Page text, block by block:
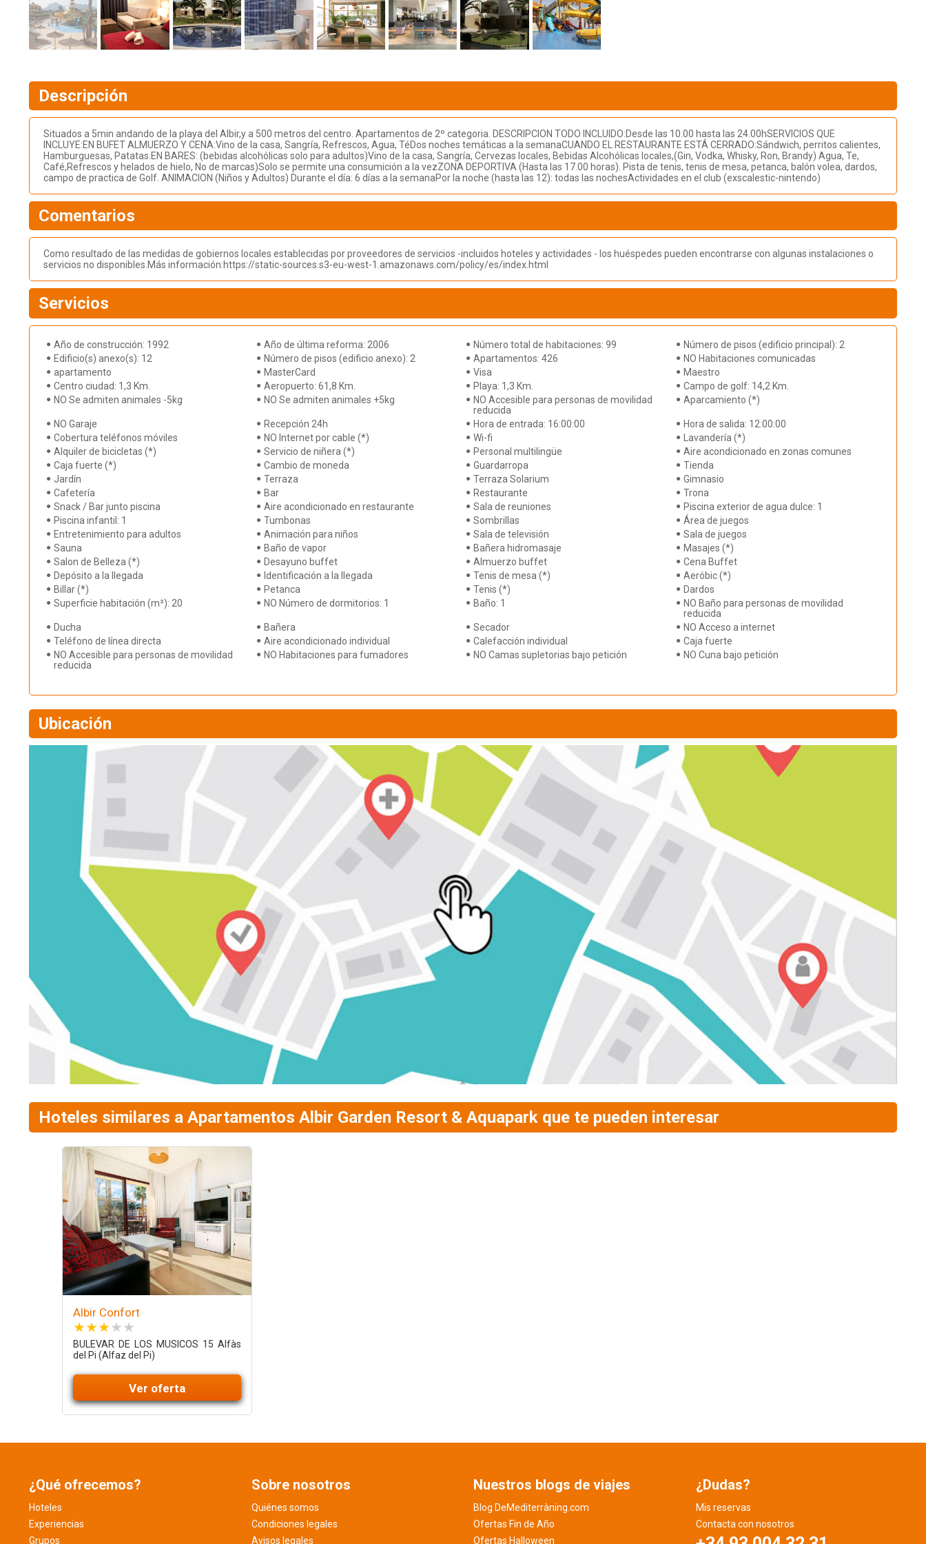
Descripción
Situados a 5min andando de la playa del Albir,y a 500 metros del centro. Apartamentos de 2º categoria. DESCRIPCION TODO INCLUIDO:Desde las 10.00 hasta las 24.00hSERVICIOS QUE
INCLUYE:EN BUFET ALMUERZO Y CENA:Vino de la casa, Sangría, Refrescos, Agua, TéDos noches temáticas a la semanaCUANDO EL RESTAURANTE ESTÁ CERRADO:Sándwich, perritos calientes,
Hamburguesas, Patatas.EN BARES: (bebidas alcohólicas solo para adultos)Vino de la casa, Sangría, Cervezas locales, Bebidas Alcohólicas locales,(Gin, Vodka, Whisky, Ron, Brandy) Agua, Te,
Café,Refrescos y helados de hielo, No de marcas)Solo se permite una consumición a la vezZONA DEPORTIVA (Hasta las 17.00 horas). Pista de tenis, tenis de mesa, petanca, balón volea, dardos,
campo de practica de Golf. ANIMACION (Niños y Adultos) Durante el día: 6 días a la semanaPor la noche (hasta las 12): todas las nochesActividades en el club (exscalestic-nintendo)
Comentarios
Como resultado de las medidas de gobiernos locales establecidas por proveedores de servicios -incluidos hoteles y actividades - los huéspedes pueden encontrarse con algunas instalaciones o
servicios no disponibles.Más información:https://static-sources.s3-eu-west-1.amazonaws.com/policy/es/index.html
Servicios
Año de construcción: 1992 Año de última reforma: 2006 Número total de habitaciones: 99
Número de pisos (edificio principal): 2
Edificio(s) anexo(s): 12
Número de pisos (edificio anexo): 2 Apartamentos: 426
NO Habitaciones comunicadas
apartamento
MasterCard Visa
Maestro
Centro ciudad: 1,3 Km.
Aeropuerto: 61,8 Km. Playa: 1,3 Km.
Campo de golf: 14,2 Km.
NO Se admiten animales -5kg
NO Se admiten animales +5kg
NO Accesible para personas de movilidad
reducida
Aparcamiento (*)
NO Garaje Recepción 24h Hora de entrada: 16:00:00
Hora de salida: 12:00:00
Cobertura teléfonos móviles
NO Internet por cable (*) Wi-fi
Lavandería (*)
Alquiler de bicicletas (*)
Servicio de niñera (*) Personal multilingüe
Aire acondicionado en zonas comunes
Caja fuerte (*)
Cambio de moneda Guardarropa
Tienda
Jardín
Terraza Terraza Solarium
Gimnasio
Cafetería
Bar Restaurante
Trona
Snack / Bar junto piscina
Aire acondicionado en restaurante Sala de reuniones
Piscina exterior de agua dulce: 1
Piscina infantil: 1
Tumbonas Sombrillas
Área de juegos
Entretenimiento para adultos
Animación para niños Sala de televisión
Sala de juegos
Sauna
Baño de vapor Bañera hidromasaje
Masajes (*)
Salon de Belleza (*)
Desayuno buffet Almuerzo buffet
Cena Buffet
Depósito a la llegada
Identificación a la llegada Tenis de mesa (*)
Aeróbic (*)
Billar (*)
Petanca Tenis (*)
Dardos
Superficie habitación (m²): 20
NO Número de dormitorios: 1 Baño: 1
NO Baño para personas de movilidad
reducida
Ducha
Bañera Secador
NO Acceso a internet
Teléfono de línea directa
Aire acondicionado individual Calefacción individual
Caja fuerte
NO Accesible para personas de movilidad
reducida
NO Habitaciones para fumadores NO Camas supletorias bajo petición NO Cuna bajo petición
Ubicación
Hoteles similares a Apartamentos Albir Garden Resort & Aquapark que te pueden interesar
Albir Confort
BULEVAR DE LOS MUSICOS 15 Alfàs
del Pi (Alfaz del Pi)
Ver oferta
¿Qué ofrecemos?
Hoteles
Experiencias
Grupos
Sobre nosotros
Quiénes somos
Condiciones legales
Avisos legales
Nuestros blogs de viajes
Blog DeMediterràning.com
Ofertas Fin de Año
Ofertas Halloween
¿Dudas?
Mis reservas
Contacta con nosotros